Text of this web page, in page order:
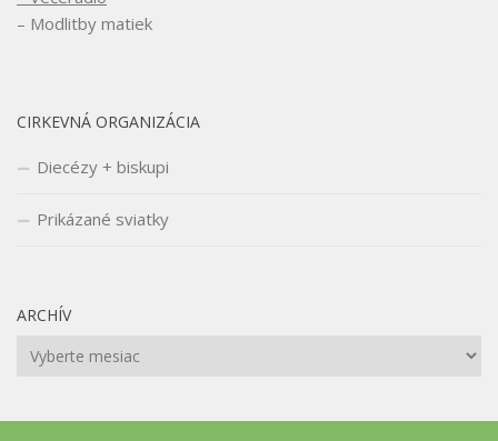
– Modlitby matiek
CIRKEVNÁ ORGANIZÁCIA
Diecézy + biskupi
Prikázané sviatky
ARCHÍV
Archív